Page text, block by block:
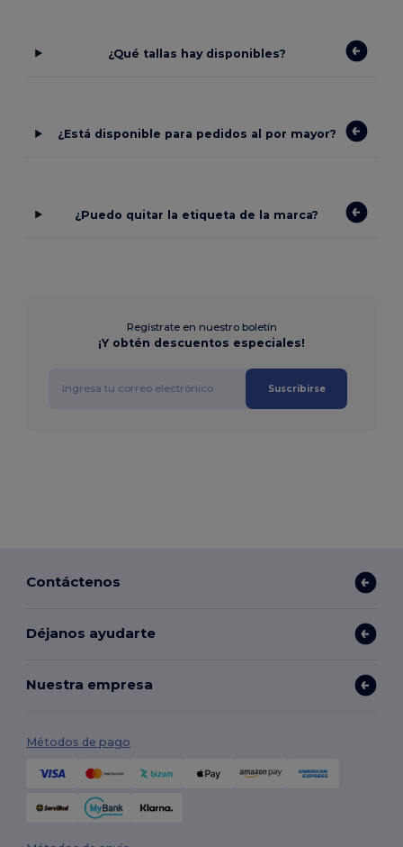
¿Qué tallas hay disponibles?
¿Está disponible para pedidos al por mayor?
¿Puedo quitar la etiqueta de la marca?
Regístrate en nuestro boletín
¡Y obtén descuentos especiales!
Suscribirse
Contáctenos
Déjanos ayudarte
Nuestra empresa
Métodos de pago